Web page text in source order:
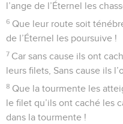
l’ange de l’Éternel les
6 Que leur route soit
de l’Éternel les poursuive !
7 Car sans cause ils ont
leurs filets, Sans cause ils
8 Que la tourmente les
le filet qu’ils ont caché les
dans la tourmente !